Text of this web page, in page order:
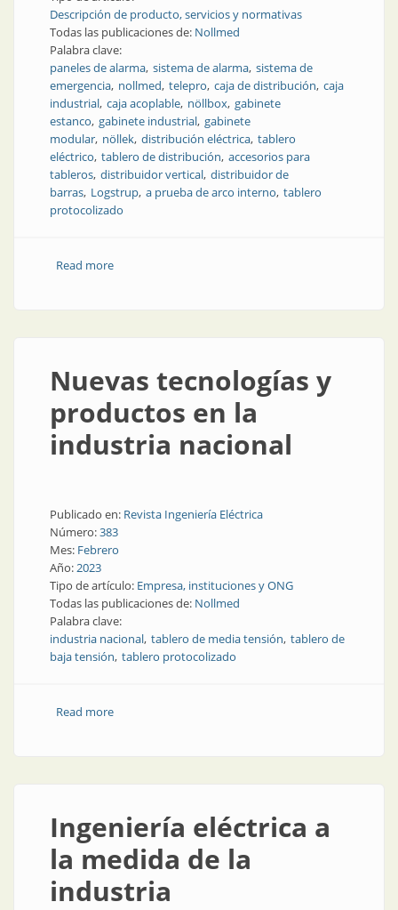
Descripción de producto, servicios y normativas
Todas las publicaciones de: Nollmed
Palabra clave:
paneles de alarma sistema de alarma sistema de
emergencia nollmed telepro caja de distribución caja
industrial caja acoplable nöllbox gabinete
estanco gabinete industrial gabinete
modular nöllek distribución eléctrica tablero
eléctrico tablero de distribución accesorios para
tableros distribuidor vertical distribuidor de
barras Logstrup a prueba de arco interno tablero
protocolizado
Read moreabout Equipamiento eléctrico industrial
Nuevas tecnologías y
productos en la
industria nacional
Publicado en: Revista Ingeniería Eléctrica
Número:383
Mes: Febrero
Año:2023
Tipo de artículo: Empresa, instituciones y ONG
Todas las publicaciones de: Nollmed
Palabra clave:
industria nacional tablero de media tensión tablero de
baja tensión tablero protocolizado
Read moreabout Nuevas tecnologías y productos en la industria
Ingeniería eléctrica a
la medida de la
industria